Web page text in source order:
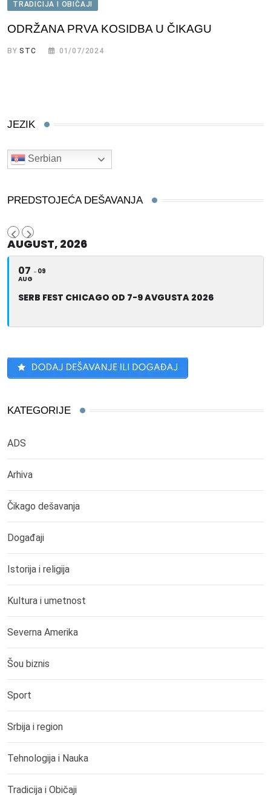
TRADICIJA I OBIČAJI
ODRŽANA PRVA KOSIDBA U ČIKAGU
BYSTC 01/07/2024
JEZIK
Serbian
PREDSTOJEĆA DEŠAVANJA
AUGUST, 2026
07
AUG
09
SERB FEST CHICAGO OD 7-9 AVGUSTA 2026
KATEGORIJE
ADS
Arhiva
Čikago dešavanja
Događaji
Istorija i religija
Kultura i umetnost
Severna Amerika
Šou biznis
Sport
Srbija i region
Tehnologija i Nauka
Tradicija i Običaji